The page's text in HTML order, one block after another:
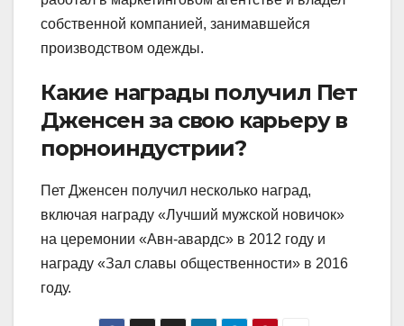
собственной компанией, занимавшейся
производством одежды.
Какие награды получил Пет
Дженсен за свою карьеру в
порноиндустрии?
Пет Дженсен получил несколько наград,
включая награду «Лучший мужской новичок»
на церемонии «Авн-авардс» в 2012 году и
награду «Зал славы общественности» в 2016
году.